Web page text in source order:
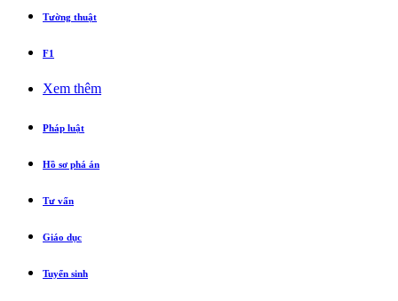
Tường thuật
F1
Xem thêm
Pháp luật
Hồ sơ phá án
Tư vấn
Giáo dục
Tuyển sinh